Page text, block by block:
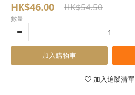
HK$46.00 HK$54.50
數量
加入購物車
加入追蹤清單